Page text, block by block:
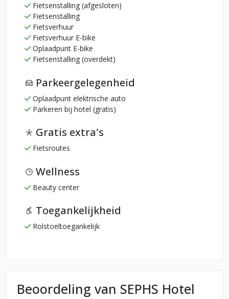
Fietsenstalling (afgesloten)
Fietsenstalling
Fietsverhuur
Fietsverhuur E-bike
Oplaadpunt E-bike
Fietsenstalling (overdekt)
Parkeergelegenheid
Oplaadpunt elektrische auto
Parkeren bij hotel (gratis)
Gratis extra's
Fietsroutes
Wellness
Beauty center
Toegankelijkheid
Rolstoeltoegankelijk
Beoordeling van SEPHS Hotel